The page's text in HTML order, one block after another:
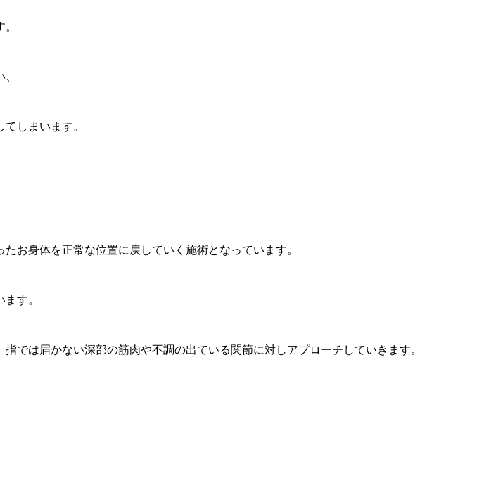
しまいます。
お身体を正常な位置に戻していく施術となっています。
す。
では届かない深部の筋肉や不調の出ている関節に対しアプローチしていきます。